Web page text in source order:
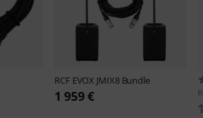
RCF EVOX JMIX8 Bundle
1 959 €